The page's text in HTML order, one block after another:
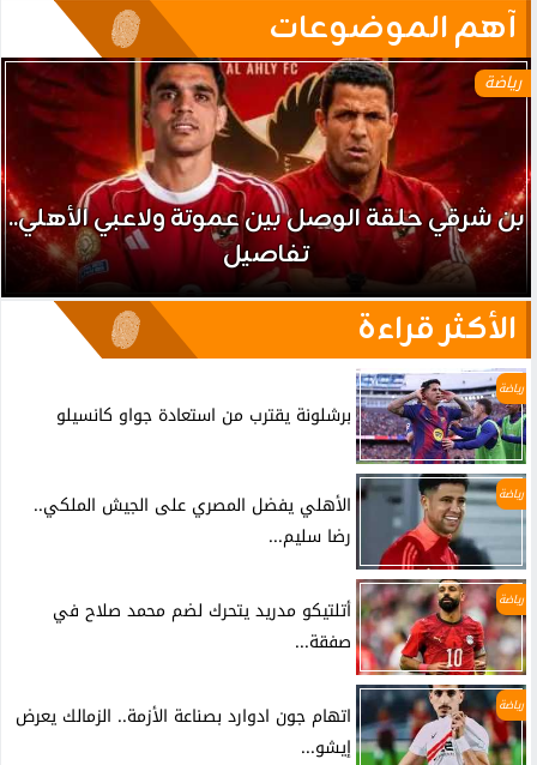
آهم الموضوعات
رياضة
بن شرقي حلقة الوصل بين عموتة ولاعبي الأهلي..
تفاصيل
الأكثر قراءة
رياضة
برشلونة يقترب من استعادة جواو كانسيلو
رياضة
الأهلي يفضل المصري على الجيش الملكي..
رضا سليم...
رياضة
أتلتيكو مدريد يتحرك لضم محمد صلاح في
صفقة...
رياضة
اتهام جون ادوارد بصناعة الأزمة.. الزمالك يعرض
إيشو...